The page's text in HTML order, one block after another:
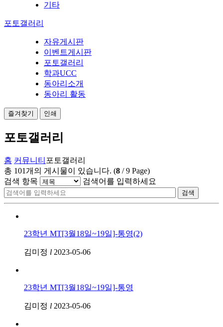
기타
포토갤러리
자유게시판
이벤트게시판
포토갤러리
학과UCC
동아리소개
동아리 활동
즐겨찾기 인쇄
포토갤러리
홈 커뮤니티 포토갤러리
총 101개의 게시물이 있습니다. (8 /9 Page)
검색 항목
검색어를 입력하세요
검색
23학년 MT[3월18일~19일]-통영(2)
김미정 l 2023-05-06
23학년 MT[3월18일~19일]-통영
김미정 l 2023-05-06